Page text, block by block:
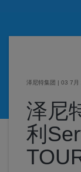
泽尼特集团 | 03 7月
泽尼
利